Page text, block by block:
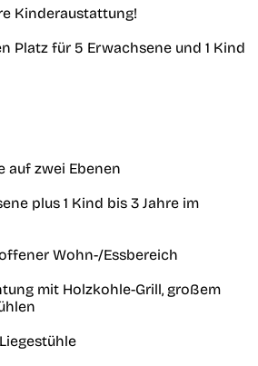
Kinderaustattung!
Platz für 5 Erwachsene und 1 Kind
auf zwei Ebenen
plus 1 Kind bis 3 Jahre im
Wohn-/Essbereich
mit Holzkohle-Grill, großem